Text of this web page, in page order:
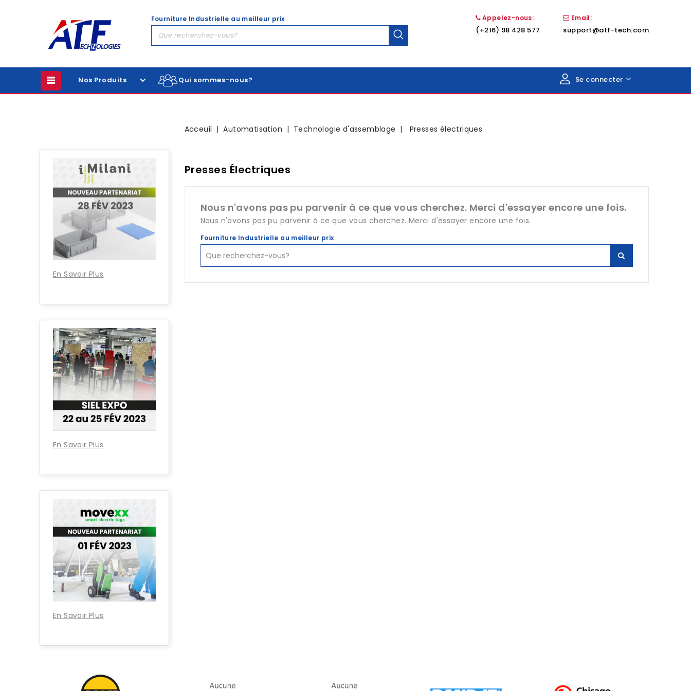
Appelez-nous:
(+216) 98 428 577
Email:
support@atf-tech.com
Fourniture Industrielle au meilleur prix
Qui sommes-nous? Se connecter
Nos Produits
En Savoir Plus
En Savoir Plus
En Savoir Plus
Acceuil Automatisation Technologie d'assemblage Presses électriques
Presses Électriques
Nous n'avons pas pu parvenir à ce que vous cherchez. Merci d'essayer encore une fois.
Nous n'avons pas pu parvenir à ce que vous cherchez. Merci d'essayer encore une fois.
Fourniture Industrielle au meilleur prix